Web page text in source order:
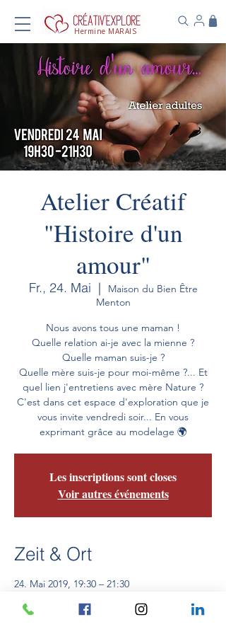
Hermine MARAIS
Atelier Créatif
"Histoire d'un
amour"
Fr., 24. Mai
  |
Maison du Bien Être
Menton
Nous avons tous une maman !
Quelle relation ai-je avec la mienne ?
Quelle maman suis-je ?
Quelle mère suis-je pour moi-même ?... Et
quel lien j'entretiens avec mère Nature ?
C'est dans cet espace d'exploration que je
vous invite vendredi soir... En vous
exprimant grâce au modelage 🌍
Les inscriptions sont closes
Voir autres événements
Zeit & Ort
24. Mai 2019, 19:30 – 21:30